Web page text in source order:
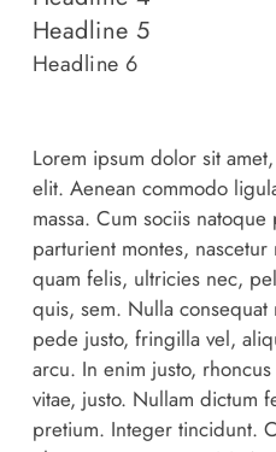
Headline 5
Headline 6
Lorem ipsum dolor sit
elit. Aenean commodo
massa. Cum sociis
parturient montes,
quam felis, ultricies nec,
quis, sem. Nulla
pede justo, fringilla vel,
arcu. In enim justo,
vitae, justo. Nullam dictum
pretium. Integer tincidunt.